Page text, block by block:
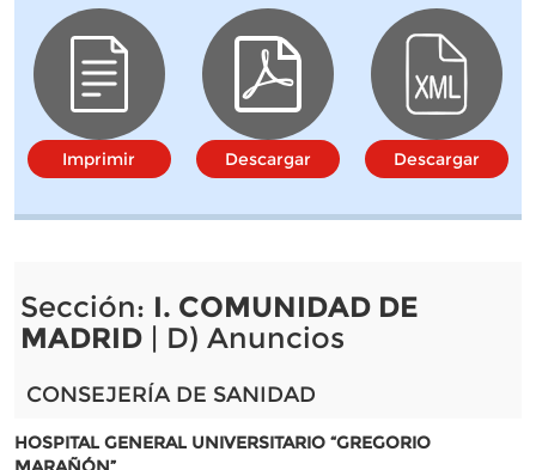
Imprimir Descargar Descargar
Sección: I. COMUNIDAD DE
MADRID| D) Anuncios
CONSEJERÍA DE SANIDAD
HOSPITAL GENERAL UNIVERSITARIO “GREGORIO